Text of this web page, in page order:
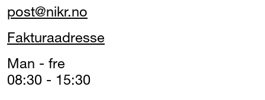
post@nikr.no
Fakturaadresse
Man - fre
08:30 - 15:30